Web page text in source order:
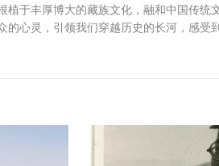
植于丰厚博大的藏族文化，融和中国传
心灵，引领我们穿越历史的长河，感受